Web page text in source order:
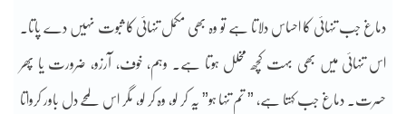
دماغ جب تنہائی کا احساس دلاتا ہے تو وہ بھی مکمل تنہائی کا ثبوت نہیں دے پاتا۔
اس تنہائی میں بھی بہت کچھ مخلل ہوتا ہے۔ وہم، خوف، آرزو، ضرورت یا پھر
حسرت۔ دماغ جب کہتا ہے، ” تم تنہا ہو” یہ کر لو، وہ کر لو، مگر اس لمحے دل باور کرواتا